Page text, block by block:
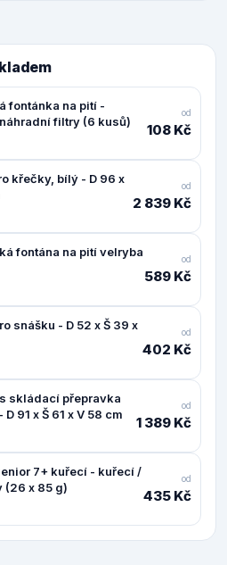
fontánka na pití -
filtry (6 kusů)
od
108 Kč
křečky, bílý - D 96 x
od
2 839 Kč
fontána na pití velryba
od
589 Kč
snášku - D 52 x Š 39 x
od
402 Kč
skládací přepravka
91 x Š 61 x V 58 cm
od
1 389 Kč
7+ kuřecí - kuřecí /
(26 x 85 g)
od
435 Kč